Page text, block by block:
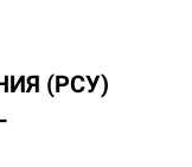
(РСУ)